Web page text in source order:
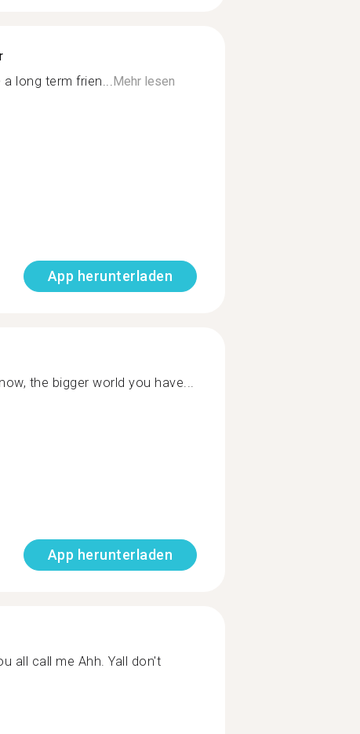
long term frien...Mehr lesen
App herunterladen
the bigger world you have...
App herunterladen
all call me Ahh. Yall don't